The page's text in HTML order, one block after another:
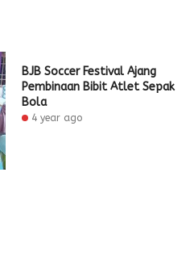
BJB Soccer Festival Ajang
Pembinaan Bibit Atlet Sepak
Bola
4 year ago